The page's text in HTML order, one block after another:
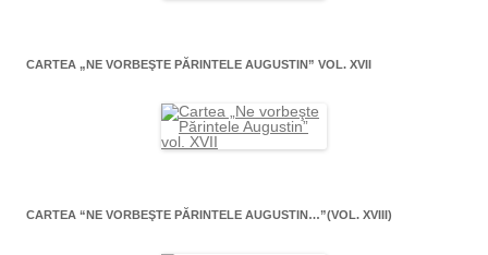
CARTEA „NE VORBEŞTE PĂRINTELE AUGUSTIN” VOL. XVII
CARTEA “NE VORBEŞTE PĂRINTELE AUGUSTIN…”(VOL. XVIII)